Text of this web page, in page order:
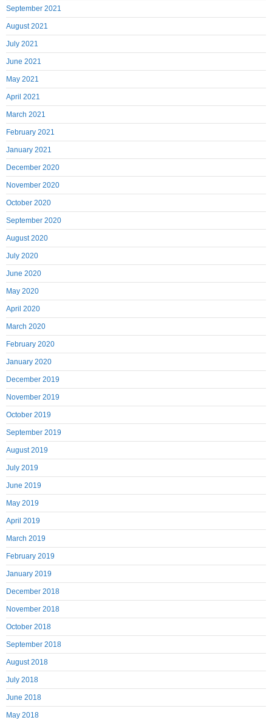
September 2021
August 2021
July 2021
June 2021
May 2021
April 2021
March 2021
February 2021
January 2021
December 2020
November 2020
October 2020
September 2020
August 2020
July 2020
June 2020
May 2020
April 2020
March 2020
February 2020
January 2020
December 2019
November 2019
October 2019
September 2019
August 2019
July 2019
June 2019
May 2019
April 2019
March 2019
February 2019
January 2019
December 2018
November 2018
October 2018
September 2018
August 2018
July 2018
June 2018
May 2018